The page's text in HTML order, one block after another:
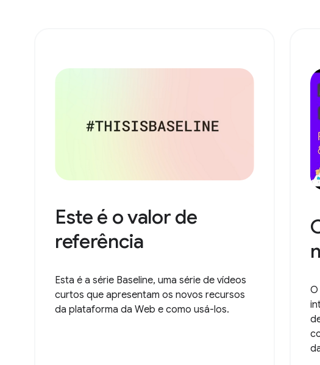
Este é o valor de
referência
Esta é a série Baseline, uma série de vídeos
curtos que apresentam os novos recursos
da plataforma da Web e como usá-los.